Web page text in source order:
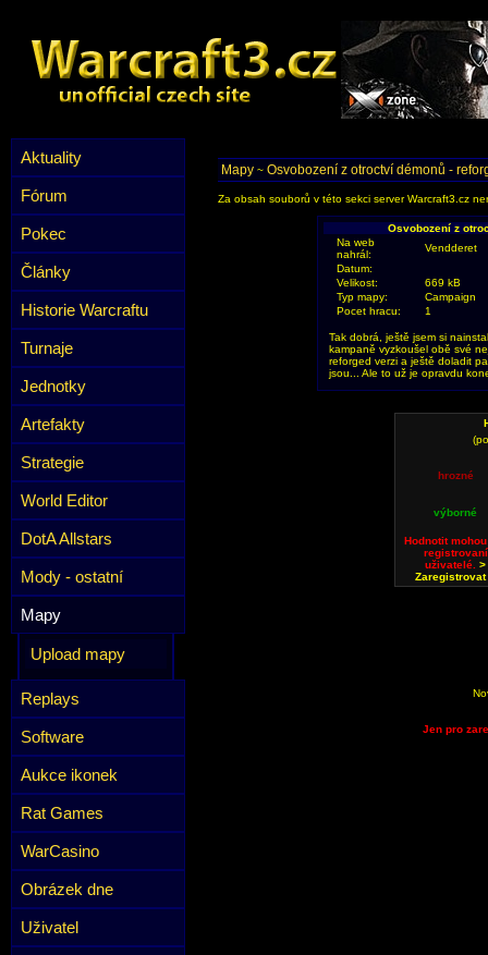
Aktuality
Fórum
Pokec
Články
Historie Warcraftu
Turnaje
Jednotky
Artefakty
Strategie
World Editor
DotA Allstars
Mody - ostatní
Mapy
Upload mapy
Replays
Software
Aukce ikonek
Rat Games
WarCasino
Obrázek dne
Uživatel
Mapy ~ Osvobození z otroctví démonů -
Za obsah souborů v této sekci server Warcraft3.cz
Osvobození z
Na web
nahrál:
Vendderet
Datum:
Velikost:
669 kB
Typ mapy:
Campaign
Pocet hracu:
1
Tak dobrá, ještě jsem si
kampaně vyzkoušel obě své
reforged verzi a ještě doladit
jsou... Ale to už je opravdu
hrozné
výborné
Hodnotit
registrovaní
uživatelé.>
Zaregistrovat
Jen pro